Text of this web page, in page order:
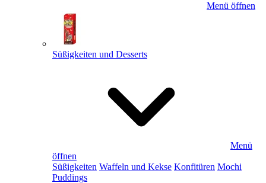
Menü öffnen
Süßigkeiten und Desserts
Menü
öffnen
Süßigkeiten Waffeln und Kekse Konfitüren Mochi
Puddings